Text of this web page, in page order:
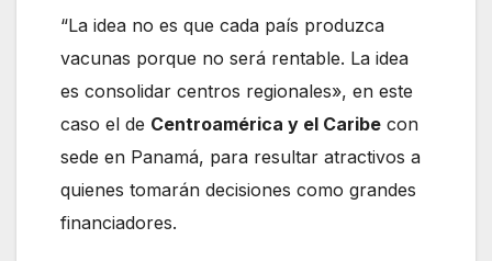
“La idea no es que cada país produzca
vacunas porque no será rentable. La idea
es consolidar centros regionales», en este
caso el de Centroamérica y el Caribe con
sede en Panamá, para resultar atractivos a
quienes tomarán decisiones como grandes
financiadores.